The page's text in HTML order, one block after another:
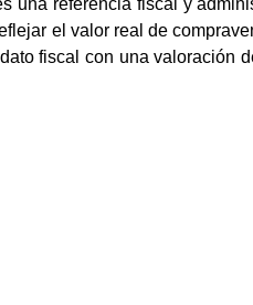
una referencia fiscal y
el valor real de
fiscal con una valoración